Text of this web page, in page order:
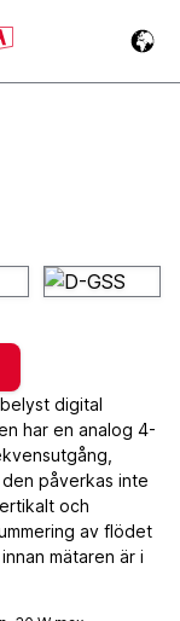
digital
har en analog 4-
påverkas inte
och
av flödet
mätaren är i